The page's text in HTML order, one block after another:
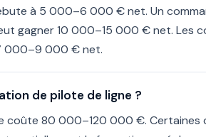
à 5 000–6 000 € net. Un
gagner 10 000–15 000 € net. Les
000–9 000 € net.
de pilote de ligne ?
coûte 80 000–120 000 €.